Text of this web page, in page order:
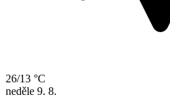
26/13 °C
neděle 9. 8.